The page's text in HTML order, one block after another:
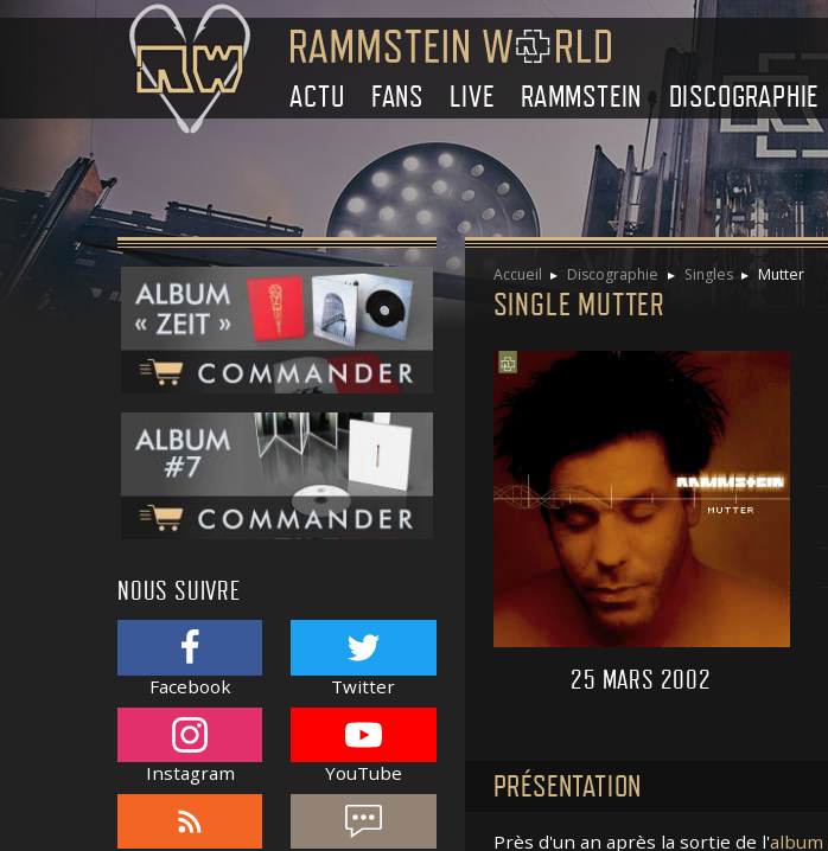
ACTU FANS LIVE RAMMSTEIN DISCOGRAPHIE
Accueil Discographie Singles Mutter
SINGLE MUTTER
25 MARS 2002
PRÉSENTATION
Près d'un an après la sortie de l'album
NOUS SUIVRE
Facebook Twitter
Instagram YouTube